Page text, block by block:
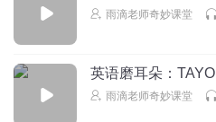
雨滴老师奇妙课堂
英语磨耳朵：TAYO
雨滴老师奇妙课堂